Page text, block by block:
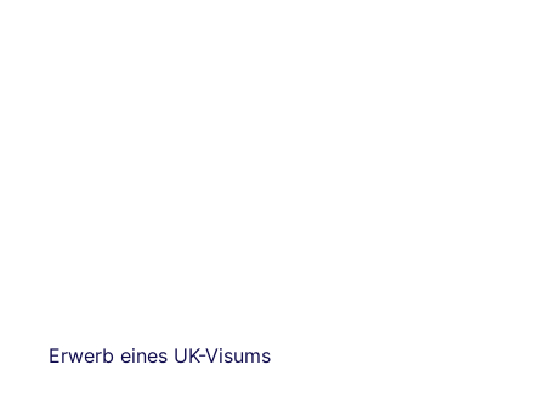
Erwerb eines UK-Visums